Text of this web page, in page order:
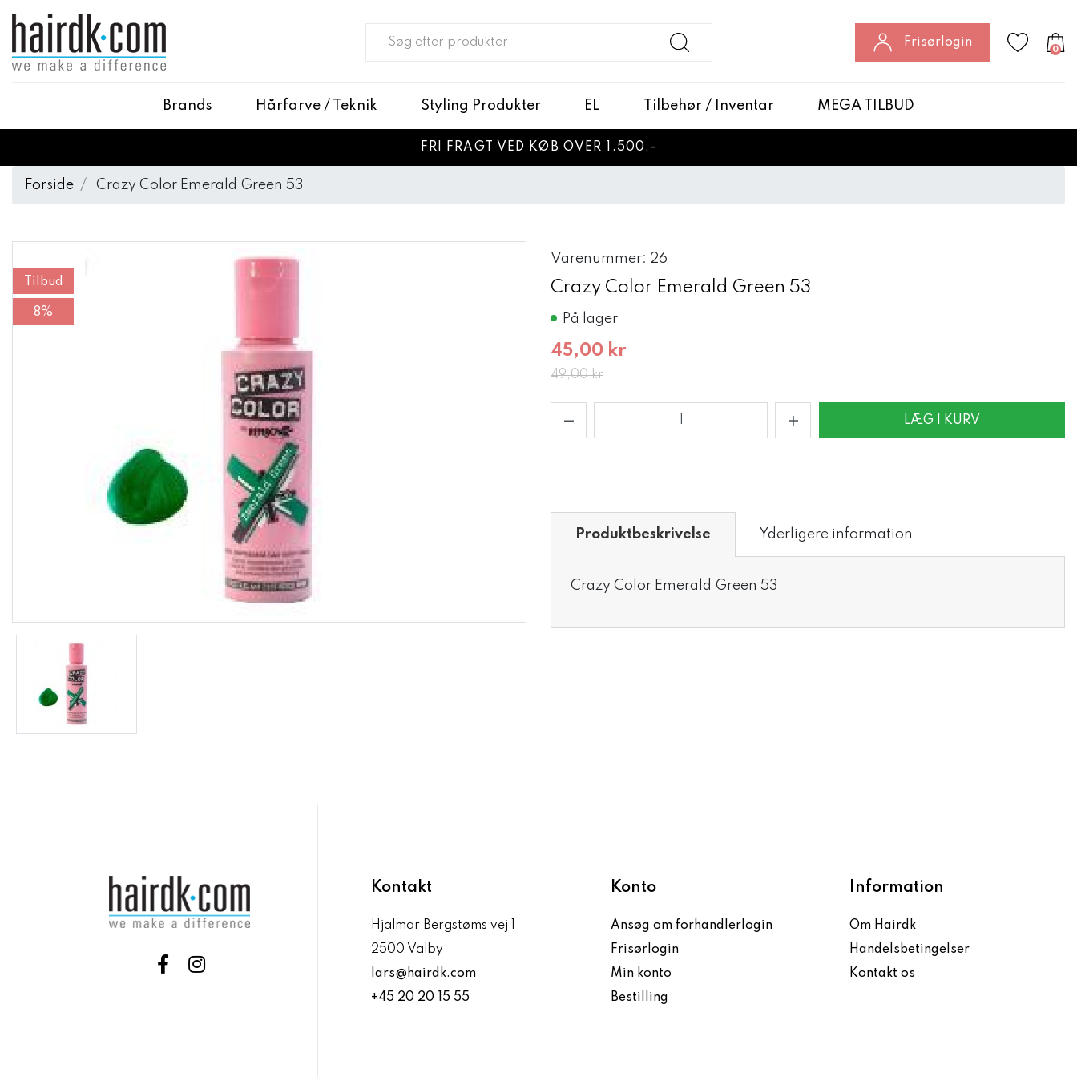
Frisørlogin
0
Brands Hårfarve / Teknik Styling Produkter EL Tilbehør / Inventar MEGA TILBUD
FRI FRAGT VED KØB OVER 1.500,-
Forside Crazy Color Emerald Green 53
Tilbud
8%
Varenummer: 26
Crazy Color Emerald Green 53
På lager
45,00 kr
49,00 kr
LÆG I KURV
Produktbeskrivelse Yderligere information
Crazy Color Emerald Green 53
Kontakt
Hjalmar Bergstøms vej 1
2500 Valby
lars@hairdk.com
+45 20 20 15 55
Konto
Ansøg om forhandlerlogin
Frisørlogin
Min konto
Bestilling
Information
Om Hairdk
Handelsbetingelser
Kontakt os